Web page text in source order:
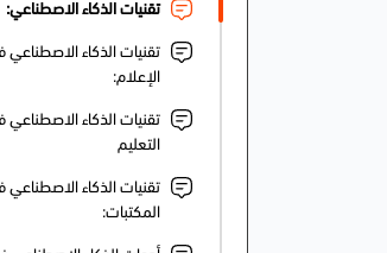
تقنيات الذكاء الاصطناعي:
تقنيات الذكاء
الإعلام:
تقنيات الذكاء
التعليم
تقنيات الذكاء
المكتبات: